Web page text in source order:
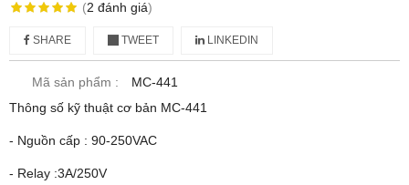
(2 đánh giá)
SHARE TWEET LINKEDIN
Mã sản phẩm :
MC-441
Thông số kỹ thuật cơ bản MC-441
- Nguồn cấp : 90-250VAC
- Relay :3A/250V